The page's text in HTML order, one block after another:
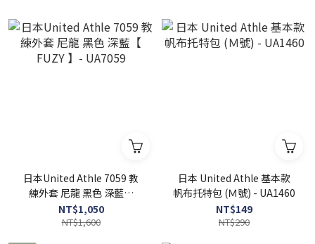
日本United Athle 7059 教
練外套 尼龍 黑色 深藍【
FUZY 】- UA7059
NT$1,050
NT$1,600
日本 United Athle 基本款
帆布托特包 (Ｍ號) - UA1460
NT$149
NT$290